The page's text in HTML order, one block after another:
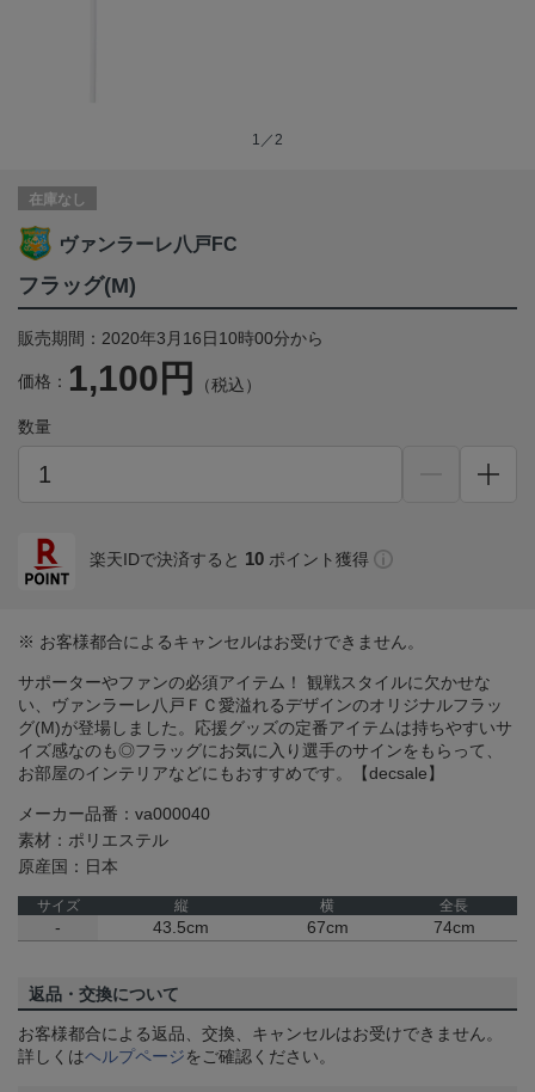
1／2
在庫なし
ヴァンラーレ八戸FC
フラッグ(M)
販売期間：2020年3月16日10時00分から
価格： 1,100円 （税込）
数量
楽天IDで決済すると 10 ポイント獲得
※ お客様都合によるキャンセルはお受けできません。
サポーターやファンの必須アイテム！ 観戦スタイルに欠かせな
い、ヴァンラーレ八戸ＦＣ愛溢れるデザインのオリジナルフラッ
グ(M)が登場しました。応援グッズの定番アイテムは持ちやすいサ
イズ感なのも◎フラッグにお気に入り選手のサインをもらって、
お部屋のインテリアなどにもおすすめです。【decsale】
メーカー品番：va000040
素材：ポリエステル
原産国：日本
サイズ 縦 横 全長
- 43.5cm 67cm 74cm
返品・交換について
お客様都合による返品、交換、キャンセルはお受けできません。
詳しくはヘルプページをご確認ください。